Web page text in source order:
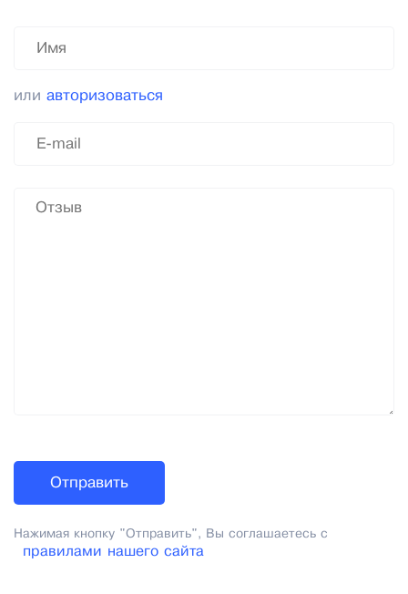
или авторизоваться
Нажимая кнопку "Отправить", Вы соглашаетесь с
правилами нашего сайта